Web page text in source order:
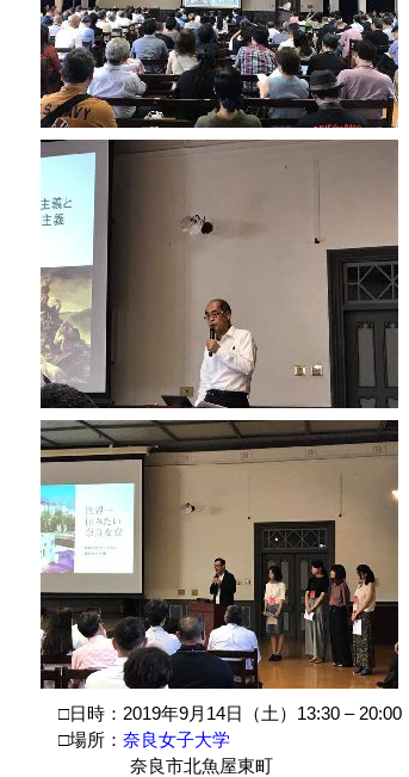
□日時：2019年9月14日（土）13:30 – 20:00
□場所： 奈良女子大学
奈良市北魚屋東町